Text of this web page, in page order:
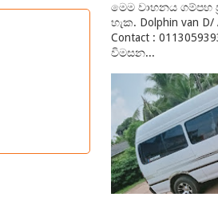
මෙම වාහනය ගම්පහ
හැක. Dolphin van D/
Contact :
විමසන...